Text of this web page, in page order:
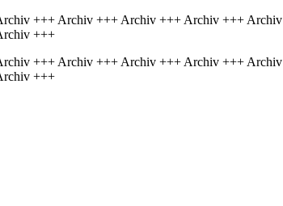
+++ Archiv +++ Archiv +++ Archiv +++
+++
+++ Archiv +++ Archiv +++ Archiv +++
+++